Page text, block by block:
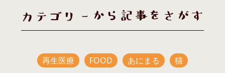
カテゴリーから記事をさがす
再生医療 FOOD あにまる 猫